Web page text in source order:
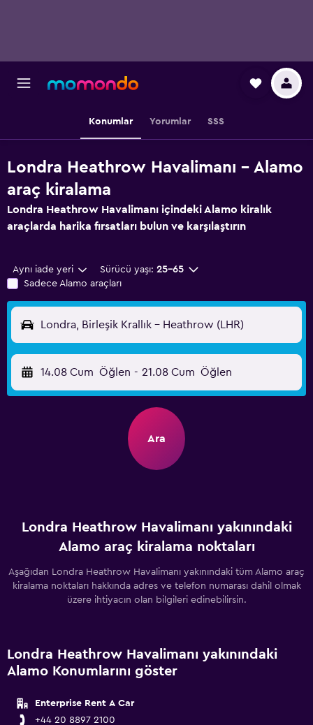
Konumlar Yorumlar SSS
Londra Heathrow Havalimanı - Alamo
araç kiralama
Londra Heathrow Havalimanı içindeki Alamo kiralık
araçlarda harika fırsatları bulun ve karşılaştırın
Aynı iade yeri Sürücü yaşı: 25-65
Sadece Alamo araçları
Londra, Birleşik Krallık - Heathrow (LHR)
14.08 Cum Öğlen - 21.08 Cum Öğlen
Ara
Londra Heathrow Havalimanı yakınındaki
Alamo araç kiralama noktaları
Aşağıdan Londra Heathrow Havalimanı yakınındaki tüm Alamo araç
kiralama noktaları hakkında adres ve telefon numarası dahil olmak
üzere ihtiyacın olan bilgileri edinebilirsin.
Londra Heathrow Havalimanı yakınındaki
Alamo Konumlarını göster
Enterprise Rent A Car
+44 20 8897 2100